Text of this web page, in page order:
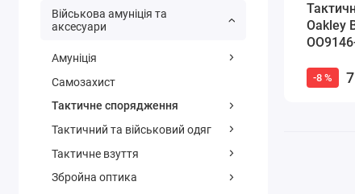
Військова амуніція та
аксесуари
Амуніція
Самозахист
Тактичне спорядження
Тактичний та військовий одяг
Тактичне взуття
Збройна оптика
Oakley
-8 %